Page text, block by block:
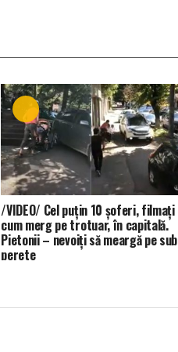
/VIDEO/ Cel puțin 10 șoferi, filmați
cum merg pe trotuar, în capitală.
Pietonii – nevoiți să meargă pe sub
perete